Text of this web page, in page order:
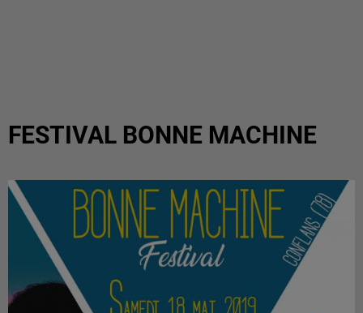
FESTIVAL BONNE MACHINE